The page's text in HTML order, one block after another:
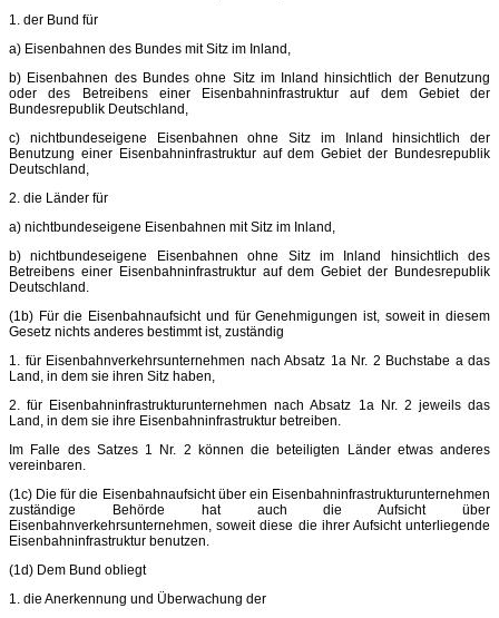
1. der Bund für
a) Eisenbahnen des Bundes mit Sitz im Inland,
b) Eisenbahnen des Bundes ohne Sitz im Inland hinsichtlich der Benutzung
oder des Betreibens einer Eisenbahninfrastruktur auf dem Gebiet der
Bundesrepublik Deutschland,
c) nichtbundeseigene Eisenbahnen ohne Sitz im Inland hinsichtlich der
Benutzung einer Eisenbahninfrastruktur auf dem Gebiet der Bundesrepublik
Deutschland,
2. die Länder für
a) nichtbundeseigene Eisenbahnen mit Sitz im Inland,
b) nichtbundeseigene Eisenbahnen ohne Sitz im Inland hinsichtlich des
Betreibens einer Eisenbahninfrastruktur auf dem Gebiet der Bundesrepublik
Deutschland.
(1b) Für die Eisenbahnaufsicht und für Genehmigungen ist, soweit in diesem
Gesetz nichts anderes bestimmt ist, zuständig
1. für Eisenbahnverkehrsunternehmen nach Absatz 1a Nr. 2 Buchstabe a das
Land, in dem sie ihren Sitz haben,
2. für Eisenbahninfrastrukturunternehmen nach Absatz 1a Nr. 2 jeweils das
Land, in dem sie ihre Eisenbahninfrastruktur betreiben.
Im Falle des Satzes 1 Nr. 2 können die beteiligten Länder etwas anderes
vereinbaren.
(1c) Die für die Eisenbahnaufsicht über ein Eisenbahninfrastrukturunternehmen
zuständige Behörde hat auch die Aufsicht über
Eisenbahnverkehrsunternehmen, soweit diese die ihrer Aufsicht unterliegende
Eisenbahninfrastruktur benutzen.
(1d) Dem Bund obliegt
1. die Anerkennung und Überwachung der